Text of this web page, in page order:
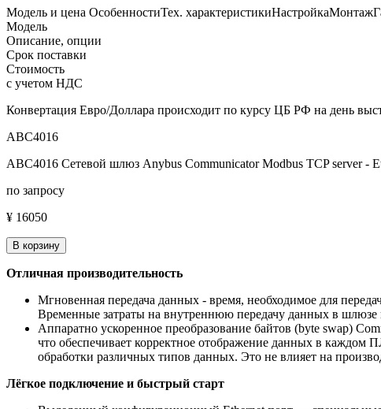
Модель и цена ОсобенностиТех. характеристикиНастройкаМонтаж
Модель
Описание, опции
Срок поставки
Стоимость
с учетом НДС
Конвертация Евро/Доллара происходит по курсу ЦБ РФ на день
ABC4016
ABC4016 Сетевой шлюз Anybus Communicator Modbus TCP server -
по запросу
¥ 16050
В корзину
Отличная производительность
Мгновенная передача данных - время, необходимое для
Временные затраты на внутреннюю передачу данных в шлюзе
Аппаратно ускоренное преобразование байтов (byte swap)
что обеспечивает корректное отображение данных в каждом
обработки различных типов данных. Это не влияет на
Лёгкое подключение и быстрый старт